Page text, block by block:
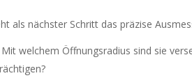
als nächster Schritt das präzise
welchem Öffnungsradius sind sie